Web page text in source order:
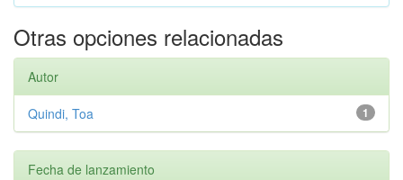
Otras opciones relacionadas
Autor
1
Quindi, Toa
Fecha de lanzamiento